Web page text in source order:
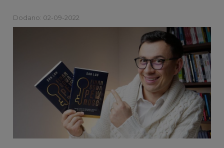
Dodano: 02-09-2022